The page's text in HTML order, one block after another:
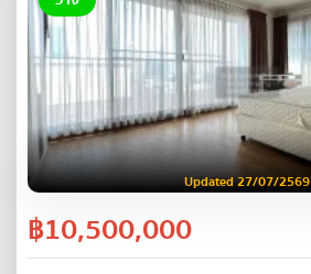
Updated 27/07/2569
฿10,500,000